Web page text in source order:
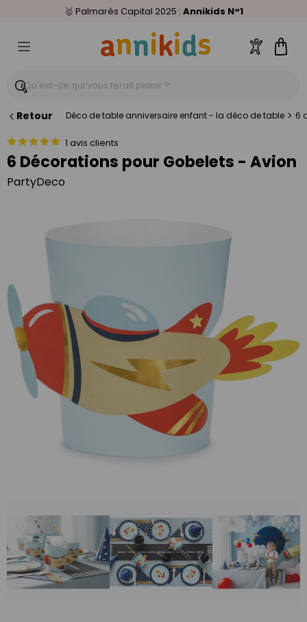
Livraison relais offertedès 59€🚚
🥇 Palmarès Capital 2025 : Annikids N°1
⭐⭐⭐⭐⭐4,6/5(24 000 avis clients)
Compte
Retour Déco de table anniversaire enfant - la déco de table > 6
1 avis clients
6 Décorations pour Gobelets - Avion
PartyDeco